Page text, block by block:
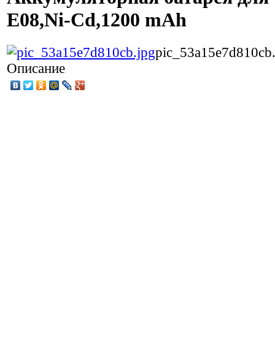
E08,Ni-Cd,1200 mAh
Описание